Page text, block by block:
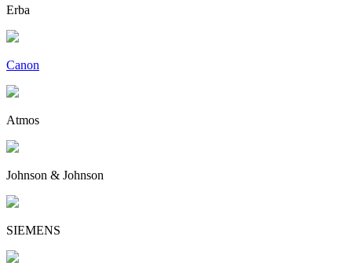
Erba
Canon
Atmos
Johnson & Johnson
SIEMENS